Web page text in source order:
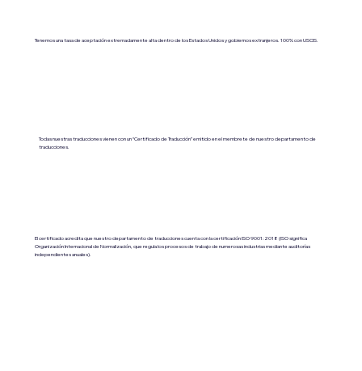
Tenemos una tasa de aceptación extremadamente alta dentro de los Estados Unidos y gobiernos extranjeros. 100% con USCIS.
Todas nuestras traducciones vienen con un “Certificado de Traducción” emitido en el membrete de nuestro departamento de
traducciones.
El certificado acredita que nuestro departamento de traducciones cuenta con la certificación ISO 9001:2018 (ISO significa
Organización Internacional de Normalización, que regula los procesos de trabajo de numerosas industrias mediante auditorías
independientes anuales).